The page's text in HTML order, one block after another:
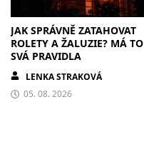
JAK SPRÁVNĚ ZATAHOVAT
ROLETY A ŽALUZIE? MÁ TO
SVÁ PRAVIDLA
LENKA STRAKOVÁ
05. 08. 2026